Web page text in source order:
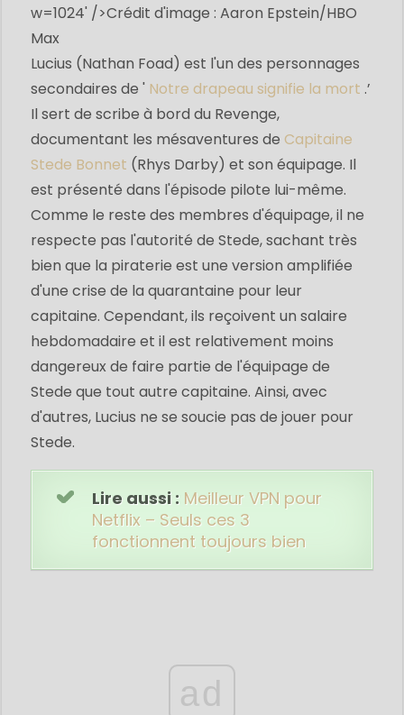
w=1024' />Crédit d'image : Aaron Epstein/HBO
Max
Lucius (Nathan Foad) est l'un des personnages
secondaires de ' Notre drapeau signifie la mort .’
Il sert de scribe à bord du Revenge,
documentant les mésaventures de Capitaine
Stede Bonnet (Rhys Darby) et son équipage. Il
est présenté dans l'épisode pilote lui-même.
Comme le reste des membres d'équipage, il ne
respecte pas l'autorité de Stede, sachant très
bien que la piraterie est une version amplifiée
d'une crise de la quarantaine pour leur
capitaine. Cependant, ils reçoivent un salaire
hebdomadaire et il est relativement moins
dangereux de faire partie de l'équipage de
Stede que tout autre capitaine. Ainsi, avec
d'autres, Lucius ne se soucie pas de jouer pour
Stede.
Lire aussi : Meilleur VPN pour
Netflix – Seuls ces 3
fonctionnent toujours bien
ad